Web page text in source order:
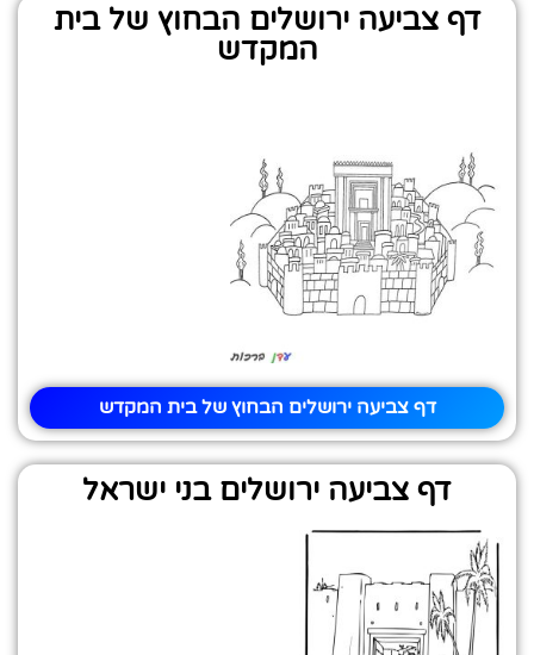
דף צביעה ירושלים הבחוץ של בית
המקדש
דף צביעה ירושלים הבחוץ של בית המקדש
דף צביעה ירושלים בני ישראל